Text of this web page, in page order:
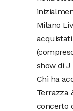
Milano
show di J
Chi ha
Terrazza
concerto